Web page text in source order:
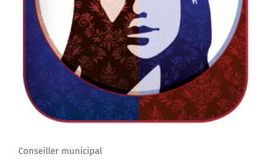
Conseiller municipal